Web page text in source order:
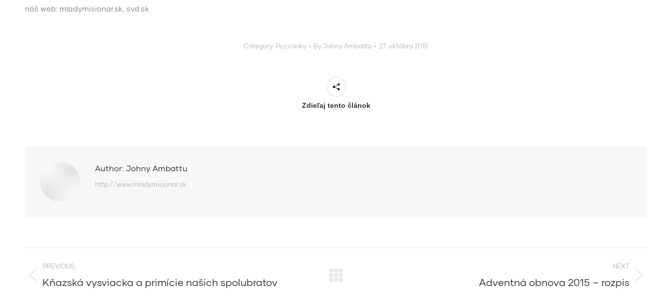
náš web: mladymisionar.sk, svd.sk
Category: Pozvánky By Johny Ambattu 27. októbra 2015
Zdieľaj tento článok
Author: Johny Ambattu
http://www.mladymisionar.sk
navigation
PREVIOUS
Previous
Kňazská vysviacka a primície našich spolubratov
NEXT
Adventná obnova 2015 – rozpis